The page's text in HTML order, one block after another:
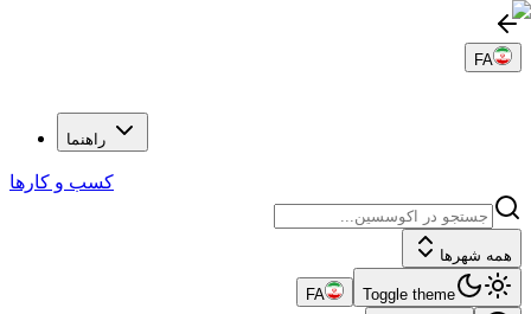
FA
راهنما
کسب و کارها
همه شهرها
Toggle theme
FA